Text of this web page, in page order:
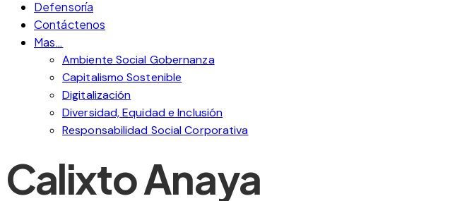
Defensoría
Contáctenos
Mas…
Ambiente Social Gobernanza
Capitalismo Sostenible
Digitalización
Diversidad, Equidad e Inclusión
Responsabilidad Social Corporativa
Calixto Anaya